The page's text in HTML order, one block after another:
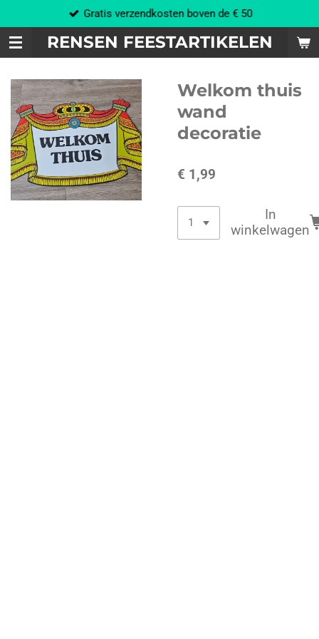
direct
naar
de
hoofdinhoud
RENSEN FEESTARTIKELEN
Gratis verzendkosten boven de € 50
Welkom thuis
wand
decoratie
€ 1,99
In
winkelwagen